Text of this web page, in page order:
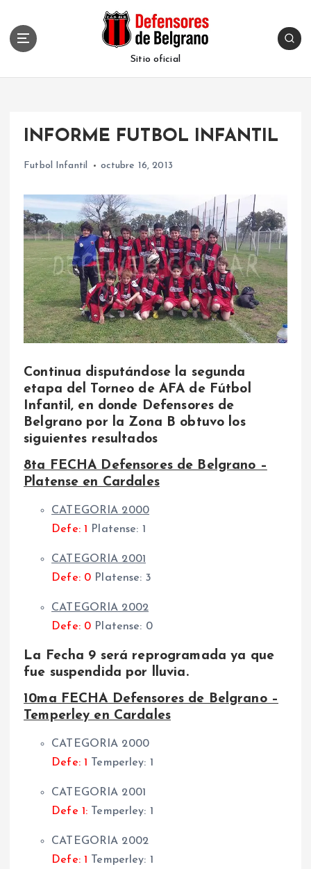
Sitio oficial
INFORME FUTBOL INFANTIL
Futbol Infantil octubre 16, 2013
Continua disputándose la segunda
etapa del Torneo de AFA de Fútbol
Infantil, en donde Defensores de
Belgrano por la Zona B obtuvo los
siguientes resultados
8ta FECHA Defensores de Belgrano –
Platense en Cardales
CATEGORIA 2000
Defe: 1
Platense: 1
CATEGORIA 2001
Defe: 0 Platense: 3
CATEGORIA 2002
Defe: 0 Platense: 0
La Fecha 9 será reprogramada ya que
fue suspendida por lluvia.
10ma FECHA Defensores de Belgrano –
Temperley en Cardales
CATEGORIA 2000
Defe: 1
Temperley: 1
CATEGORIA 2001
Defe 1: Temperley: 1
CATEGORIA 2002
Defe: 1
Temperley: 1